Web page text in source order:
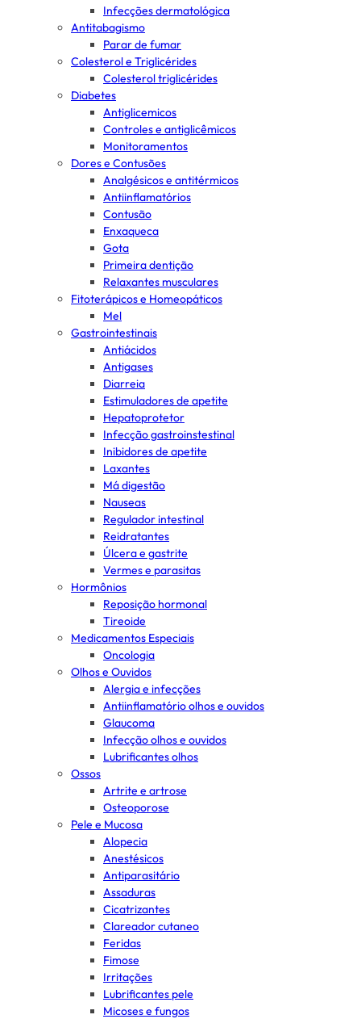
Infecções dermatológica
Antitabagismo
Parar de fumar
Colesterol e Triglicérides
Colesterol triglicérides
Diabetes
Antiglicemicos
Controles e antiglicêmicos
Monitoramentos
Dores e Contusões
Analgésicos e antitérmicos
Antiinflamatórios
Contusão
Enxaqueca
Gota
Primeira dentição
Relaxantes musculares
Fitoterápicos e Homeopáticos
Mel
Gastrointestinais
Antiácidos
Antigases
Diarreia
Estimuladores de apetite
Hepatoprotetor
Infecção gastroinstestinal
Inibidores de apetite
Laxantes
Má digestão
Nauseas
Regulador intestinal
Reidratantes
Úlcera e gastrite
Vermes e parasitas
Hormônios
Reposição hormonal
Tireoide
Medicamentos Especiais
Oncologia
Olhos e Ouvidos
Alergia e infecções
Antiinflamatório olhos e ouvidos
Glaucoma
Infecção olhos e ouvidos
Lubrificantes olhos
Ossos
Artrite e artrose
Osteoporose
Pele e Mucosa
Alopecia
Anestésicos
Antiparasitário
Assaduras
Cicatrizantes
Clareador cutaneo
Feridas
Fimose
Irritações
Lubrificantes pele
Micoses e fungos